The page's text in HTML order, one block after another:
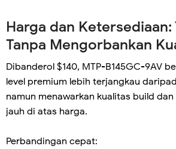
Harga dan Ketersediaan:
Tanpa Mengorbankan
Dibanderol $140, MTP-B145GC-9AV
level premium lebih terjangkau
namun menawarkan kualitas build
jauh di atas harga.
Perbandingan cepat: